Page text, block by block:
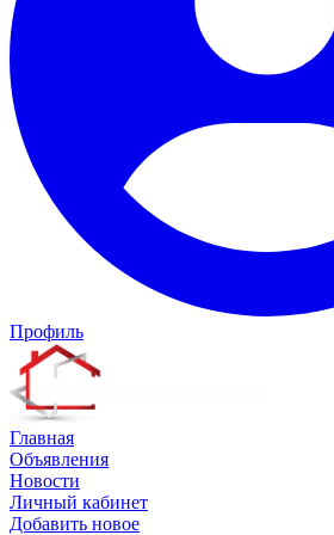
Профиль
Главная
Объявления
Новости
Личный кабинет
Добавить новое